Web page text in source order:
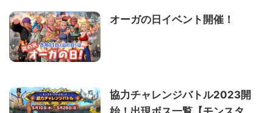
オーガの日イベント開催！
協力チャレンジバトル2023開